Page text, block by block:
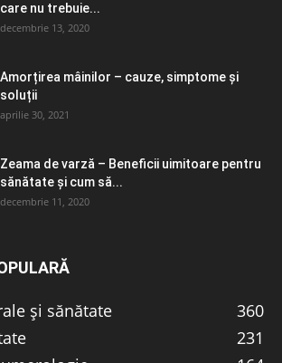
care nu trebuie...
decembrie 13, 2020
Amorțirea mâinilor – cauze, simptome și
soluții
aprilie 30, 2021
Zeama de varză – Beneficii uimitoare pentru
sănătate și cum să...
decembrie 11, 2020
și sănătate
360
231